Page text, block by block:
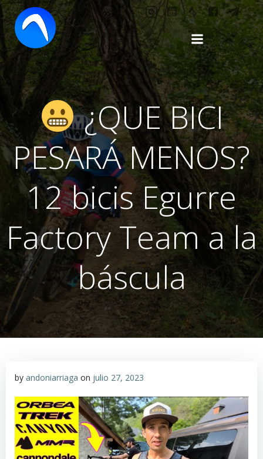
Saltar
al
contenido
¿QUE BICI
PESARÁ MENOS?
12 bicis Egurre
Factory Team a la
báscula
by andoniarriaga on julio 27, 2023